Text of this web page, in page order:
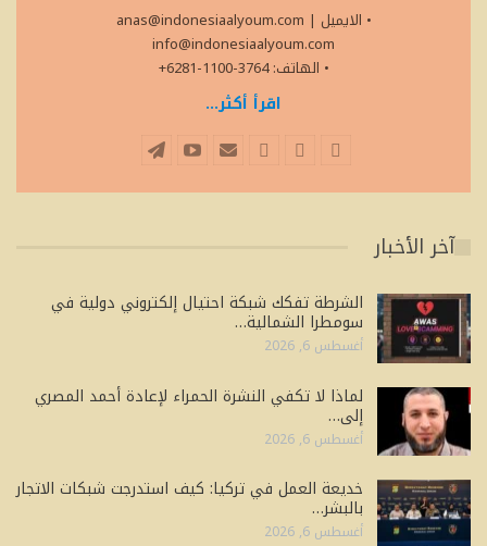
• الايميل
anas@indonesiaalyoum.com |
info@indonesiaalyoum.com
• الهاتف: 3764-1100-6281+
اقرأ أكثر...
آخر الأخبار
الشرطة تفكك شبكة احتيال إلكتروني دولية في
سومطرا الشمالية…
أغسطس 6, 2026
لماذا لا تكفي النشرة الحمراء لإعادة أحمد المصري
إلى…
أغسطس 6, 2026
خديعة العمل في تركيا: كيف استدرجت شبكات الاتجار
بالبشر…
أغسطس 6, 2026